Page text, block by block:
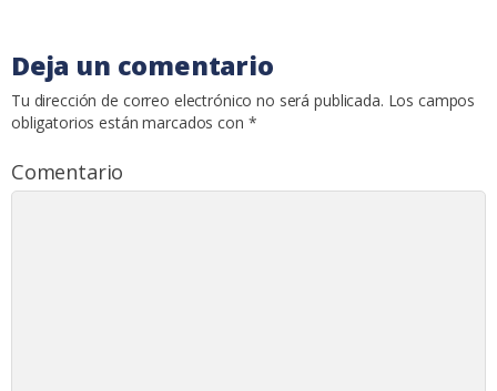
Deja un comentario
Tu dirección de correo electrónico no será publicada. Los campos
obligatorios están marcados con *
Comentario